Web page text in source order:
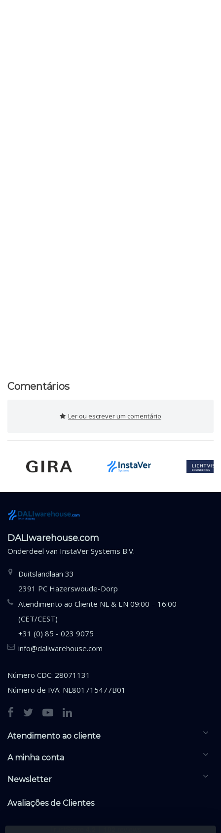
Comentários
Ler ou escrever um comentário
DALIwarehouse.com
Onderdeel van InstaVer Systems B.V.
Duitslandlaan 33
2391 PC Hazerswoude-Dorp
Atendimento ao Cliente NL & EN 09:00 – 16:00
(CET/CEST)
+31 (0) 85 - 023 9075
info@daliwarehouse.com
Número CDC: 28071131
Número de IVA: NL801715477B01
Atendimento ao cliente
A minha conta
Newsletter
Avaliações de Clientes